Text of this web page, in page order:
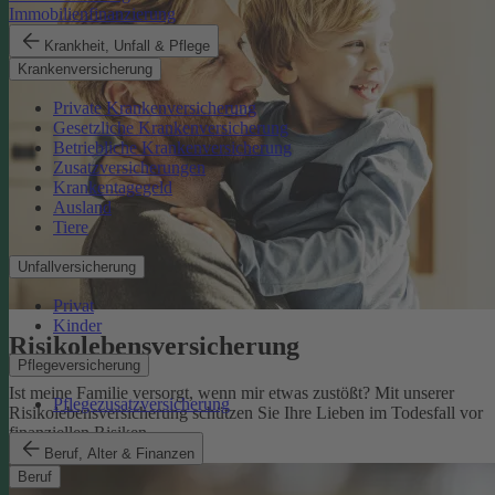
Immobilienfinanzierung
Krankheit, Unfall & Pflege
Krankenversicherung
Private Krankenversicherung
Gesetzliche Krankenversicherung
Betriebliche Krankenversicherung
Zusatzversicherungen
Krankentagegeld
Ausland
Tiere
Unfallversicherung
Privat
Kinder
Pflegeversicherung
Pflegezusatzversicherung
Beruf, Alter & Finanzen
Beruf
Risikolebens­versicherung
Ist meine Familie versorgt, wenn mir etwas zustößt? Mit unserer
Risikolebensversicherung schützen Sie Ihre Lieben im Todesfall vor
finanziellen Risiken.
Risikolebensversicherung